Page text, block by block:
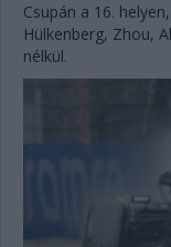
Csupán a 16.
Hülkenberg, Zhou,
nélkül.